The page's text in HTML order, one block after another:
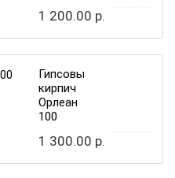
1 200.00 р.
Гипсовый
кирпич
Орлеан
100
1 300.00 р.